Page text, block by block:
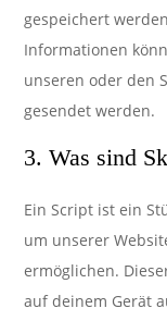
gespeichert
Informationen
unseren oder den
gesendet werden.
3. Was sind
Ein Script ist ein
um unserer
ermöglichen.
auf deinem Gerät